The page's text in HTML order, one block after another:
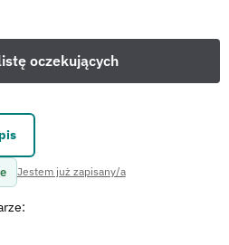
Jestem już zapisany/a